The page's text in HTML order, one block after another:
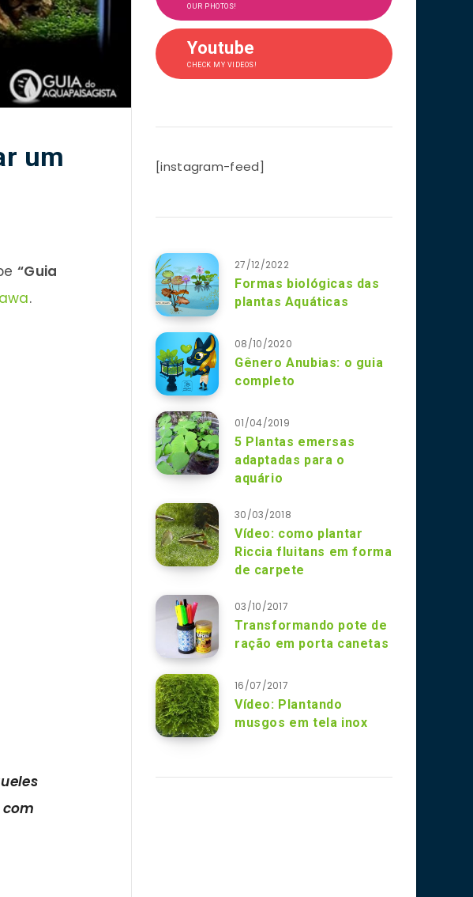
um
“Guia
.
OUR PHOTOS!
Youtube
CHECK MY VIDEOS!
[instagram-feed]
27/12/2022
Formas biológicas das
plantas Aquáticas
08/10/2020
Gênero Anubias: o guia
completo
01/04/2019
5 Plantas emersas
adaptadas para o
aquário
30/03/2018
Vídeo: como plantar
Riccia fluitans em forma
de carpete
03/10/2017
Transformando pote de
ração em porta canetas
16/07/2017
Vídeo: Plantando
musgos em tela inox